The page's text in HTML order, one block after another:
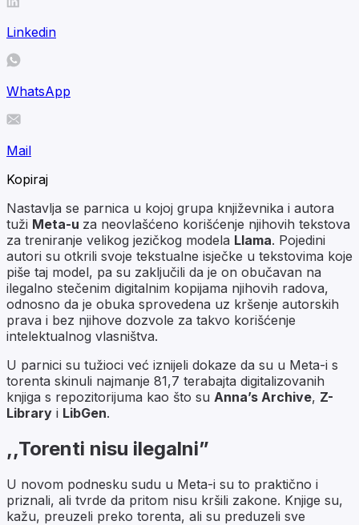
Linkedin
WhatsApp
Mail
Kopiraj
Nastavlja se parnica u kojoj grupa književnika i autora
tuži Meta-u za neovlašćeno korišćenje njihovih tekstova
za treniranje velikog jezičkog modela Llama. Pojedini
autori su otkrili svoje tekstualne isječke u tekstovima koje
piše taj model, pa su zaključili da je on obučavan na
ilegalno stečenim digitalnim kopijama njihovih radova,
odnosno da je obuka sprovedena uz kršenje autorskih
prava i bez njihove dozvole za takvo korišćenje
intelektualnog vlasništva.
U parnici su tužioci već iznijeli dokaze da su u Meta-i s
torenta skinuli najmanje 81,7 terabajta digitalizovanih
knjiga s repozitorijuma kao što su Anna’s Archive, Z-
Library i LibGen.
,,Torenti nisu ilegalni”
U novom podnesku sudu u Meta-i su to praktično i
priznali, ali tvrde da pritom nisu kršili zakone. Knjige su,
kažu, preuzeli preko torenta, ali su preduzeli sve